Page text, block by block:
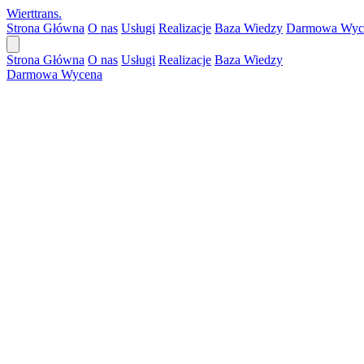
Wierttrans.
Strona Główna O nas Usługi Realizacje Baza Wiedzy Darmowa
Strona Główna O nas Usługi Realizacje Baza Wiedzy
Darmowa Wycena